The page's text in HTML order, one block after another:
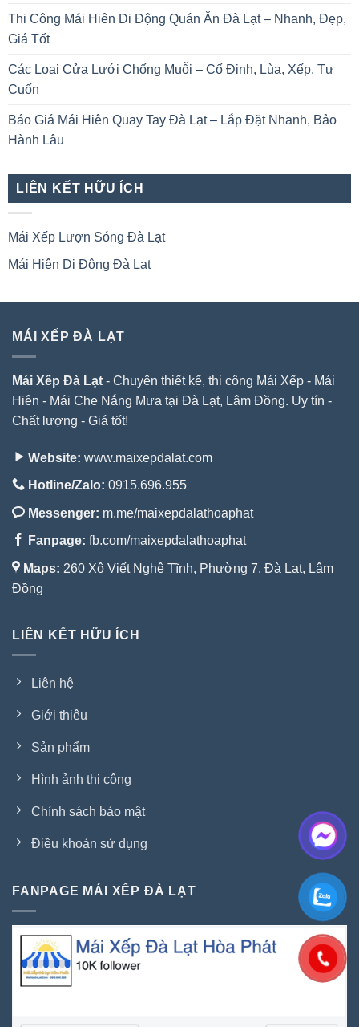
Thi Công Mái Hiên Di Động Quán Ăn Đà Lạt – Nhanh, Đẹp,
Giá Tốt
Các Loại Cửa Lưới Chống Muỗi – Cố Định, Lùa, Xếp, Tự
Cuốn
Báo Giá Mái Hiên Quay Tay Đà Lạt – Lắp Đặt Nhanh, Bảo
Hành Lâu
LIÊN KẾT HỮU ÍCH
Mái Xếp Lượn Sóng Đà Lạt
Mái Hiên Di Động Đà Lạt
MÁI XẾP ĐÀ LẠT
Mái Xếp Đà Lạt - Chuyên thiết kế, thi công Mái Xếp - Mái
Hiên - Mái Che Nắng Mưa tại Đà Lạt, Lâm Đồng. Uy tín -
Chất lượng - Giá tốt!
Website: www.maixepdalat.com
Hotline/Zalo: 0915.696.955
Messenger: m.me/maixepdalathoaphat
Fanpage: fb.com/maixepdalathoaphat
Maps: 260 Xô Viết Nghệ Tĩnh, Phường 7, Đà Lạt, Lâm
Đồng
LIÊN KẾT HỮU ÍCH
Liên hệ
Giới thiệu
Sản phẩm
Hình ảnh thi công
Chính sách bảo mật
Điều khoản sử dụng
FANPAGE MÁI XẾP ĐÀ LẠT